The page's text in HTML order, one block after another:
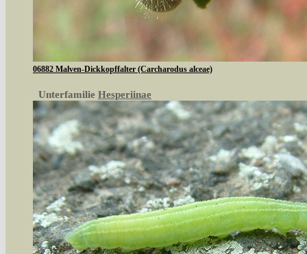
06882 Malven-Dickkopffalter (Carcharodus alceae)
Unterfamilie Hesperiinae